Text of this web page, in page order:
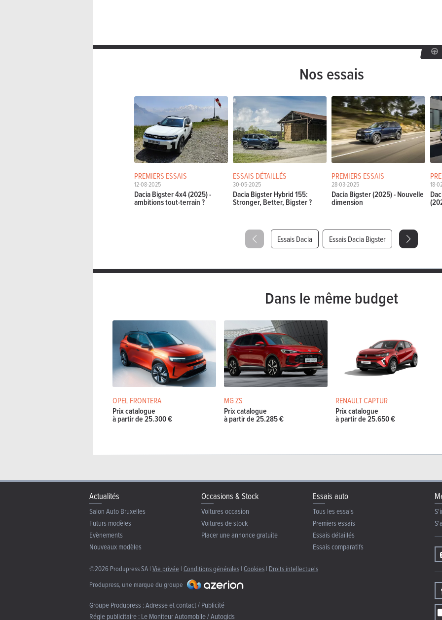
Nos essais
PREMIERS ESSAIS
12-08-2025
Dacia Bigster 4x4 (2025) -
ambitions tout-terrain ?
ESSAIS DÉTAILLÉS
30-05-2025
Dacia Bigster Hybrid 155:
Stronger, Better, Bigster ?
PREMIERS ESSAIS
28-03-2025
Dacia Bigster (2025) - Nouvelle
dimension
18-
Essais Dacia Essais Dacia Bigster
Dans le même budget
OPEL FRONTERA
Prix catalogue
à partir de 25.300 €
MG ZS
Prix catalogue
à partir de 25.285 €
RENAULT CAPTUR
Prix catalogue
à partir de 25.650 €
Actualités
Salon Auto Bruxelles
Futurs modèles
Evènements
Nouveaux modèles
Occasions & Stock
Voitures occasion
Voitures de stock
Placer une annonce gratuite
Essais auto
Tous les essais
Premiers essais
Essais détaillés
Essais comparatifs
©2026 Produpress SA | Vie privée | Conditions générales | Cookies | Droits intellectuels
Produpress, une marque du groupe
Groupe Produpress :Adresse et contact / Publicité
Régie publicitaire :Le Moniteur Automobile / Autogids